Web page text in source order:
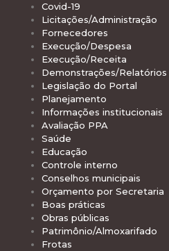
Covid-19
Licitações/Administração
Fornecedores
Execução/Despesa
Execução/Receita
Demonstrações/Relatórios
Legislação do Portal
Planejamento
Informações institucionais
Avaliação PPA
Saúde
Educação
Controle interno
Conselhos municipais
Orçamento por Secretaria
Boas práticas
Obras públicas
Patrimônio/Almoxarifado
Frotas